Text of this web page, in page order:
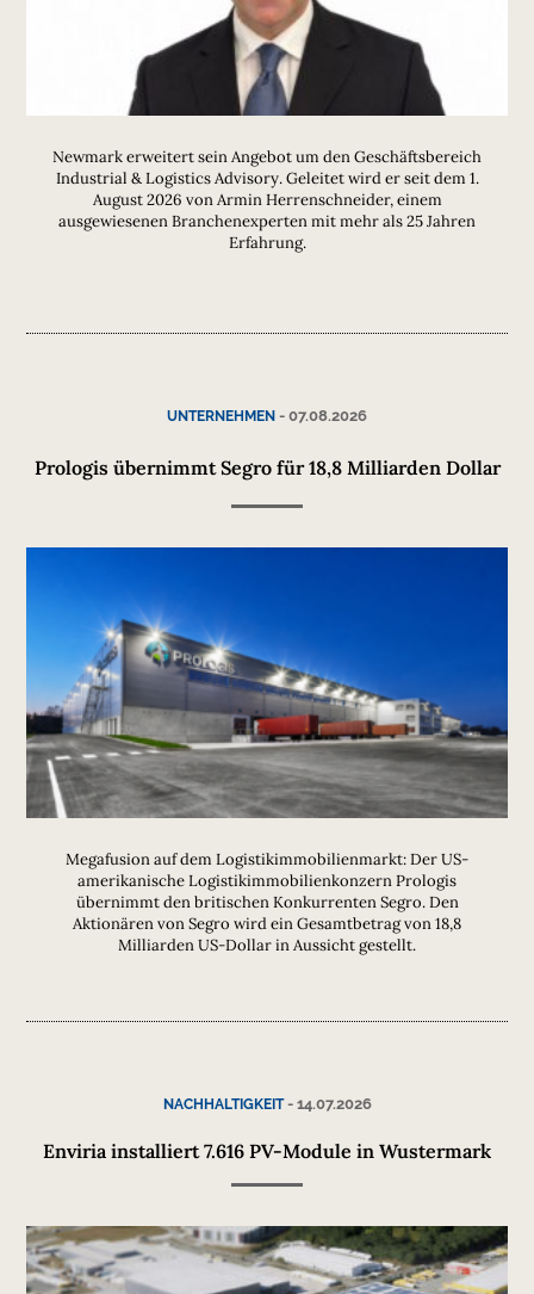
Newmark erweitert sein Angebot um den Geschäftsbereich
Industrial & Logistics Advisory. Geleitet wird er seit dem 1.
August 2026 von Armin Herrenschneider, einem
ausgewiesenen Branchenexperten mit mehr als 25 Jahren
Erfahrung.
UNTERNEHMEN - 07.08.2026
Prologis übernimmt Segro für 18,8 Milliarden Dollar
Megafusion auf dem Logistikimmobilienmarkt: Der US-
amerikanische Logistikimmobilienkonzern Prologis
übernimmt den britischen Konkurrenten Segro. Den
Aktionären von Segro wird ein Gesamtbetrag von 18,8
Milliarden US-Dollar in Aussicht gestellt.
NACHHALTIGKEIT- 14.07.2026
Enviria installiert 7.616 PV-Module in Wustermark